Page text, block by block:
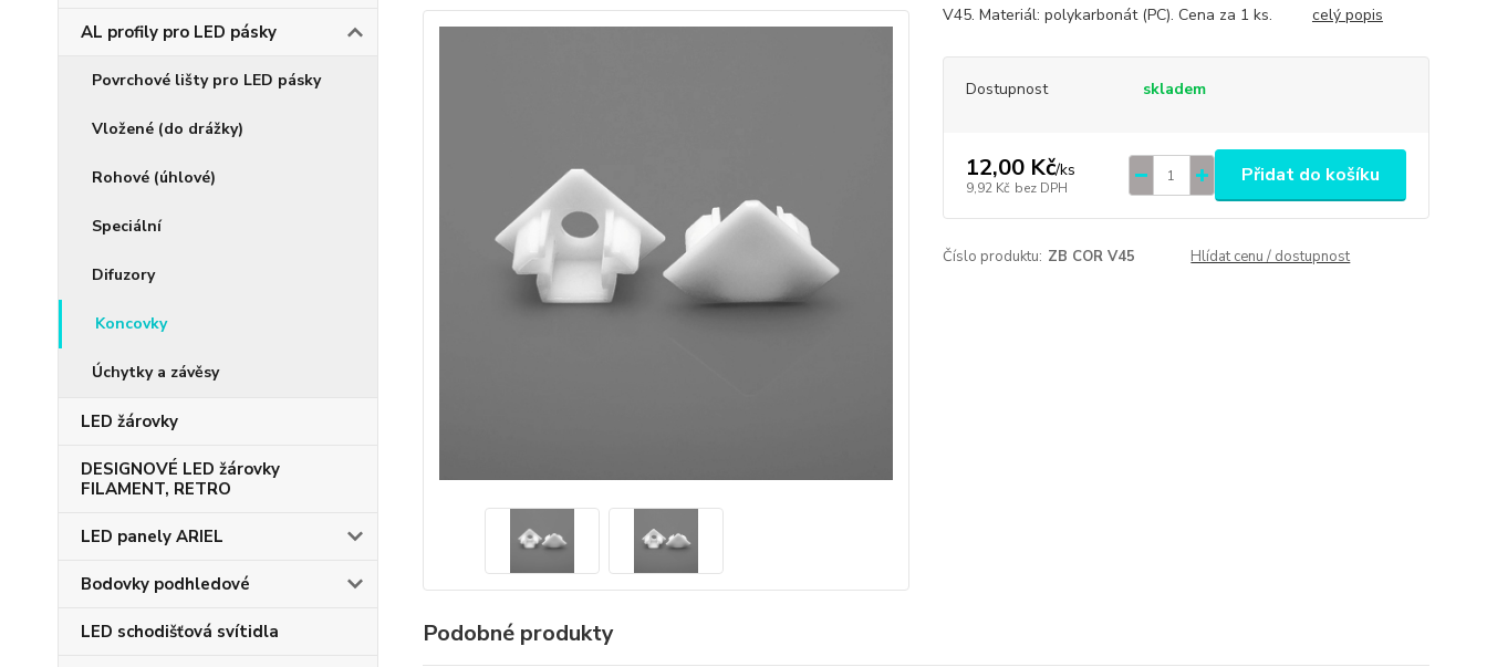
AL profily pro LED pásky
Povrchové lišty pro LED pásky
Vložené (do drážky)
Rohové (úhlové)
Speciální
Difuzory
Koncovky
Úchytky a závěsy
LED žárovky
DESIGNOVÉ LED žárovky
FILAMENT, RETRO
LED panely ARIEL
Bodovky podhledové
LED schodišťová svítidla
V45. Materiál: polykarbonát (PC). Cena za 1 ks. celý popis
Dostupnost skladem
12,00 Kč/ks
9,92 Kč bez DPH
Přidat do košíku
Číslo produktu: ZB COR V45 Hlídat cenu / dostupnost
Podobné produkty